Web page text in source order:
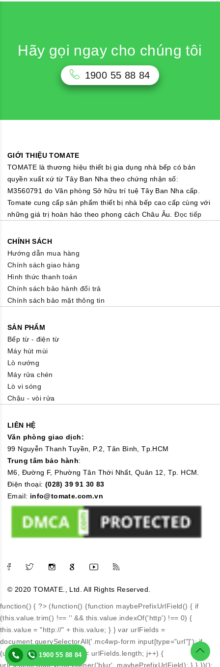
1900 55 88 84
Hãy gọi ngay cho chúng tôi
1900 55 88 84
1900 55 88 84
GIỚI THIỆU TOMATE
TOMATE là thương hiệu thiết bị gia dụng nhà bếp có bản
quyền xuất xứ từ Tây Ban Nha theo chứng nhận số:
M3560791 do Văn phòng Sở hữu trí tuệ Tây Ban Nha cấp.
Tomate cung cấp sản phẩm thiết bị nhà bếp cao cấp cùng với
những giá trị hoàn hảo theo phong cách Châu Âu.Đọc tiếp
CHÍNH SÁCH
Hướng dẫn mua hàng
Chính sách giao hàng
Hình thức thanh toán
Chính sách bảo hành đổi trả
Chính sách bảo mật thông tin
SẢN PHẨM
Bếp từ - điện từ
Máy hút mùi
Lò nướng
Máy rửa chén
Lò vi sóng
Chậu - vòi rửa
LIÊN HỆ
Văn phòng giao dịch:
99 Nguyễn Thanh Tuyền, P.2, Tân Bình, Tp.HCM
Trung tâm bảo hành:
M6, Đường F, Phường Tân Thới Nhất, Quân 12, Tp. HCM.
Điện thoại: (028) 39 91 30 83
Email: info@tomate.com.vn
© 2020 TOMATE., Ltd. All Rights Reserved.
function() { ?> (function() {function maybePrefixUrlField() { if
(this.value.trim() !== '' && this.value.indexOf('http') !== 0) {
this.value = "http://" + this.value; } } var urlFields =
document.querySelectorAll('.mc4wp-form input[type="url"]'); if
(urlFields) { for (var j=0; j < urlFields.length; j++) {
urlFields[j].addEventListener('blur', maybePrefixUrlField); } } })();